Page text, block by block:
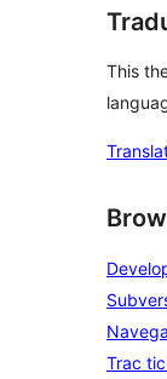
This
Trac